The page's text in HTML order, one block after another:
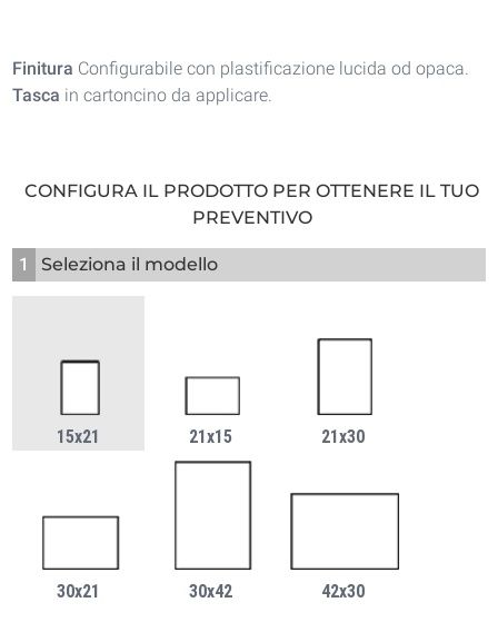
Finitura Configurabile con plastificazione lucida od opaca.
Tasca in cartoncino da applicare.
CONFIGURA IL PRODOTTO PER OTTENERE IL TUO
PREVENTIVO
1 Seleziona il modello
15x21 21x15 21x30
30x21 30x42 42x30